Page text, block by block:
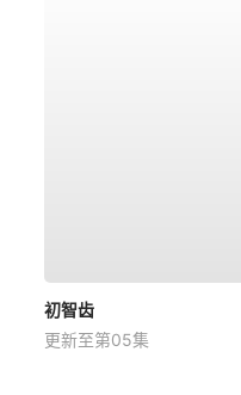
初智齿
更新至第05集